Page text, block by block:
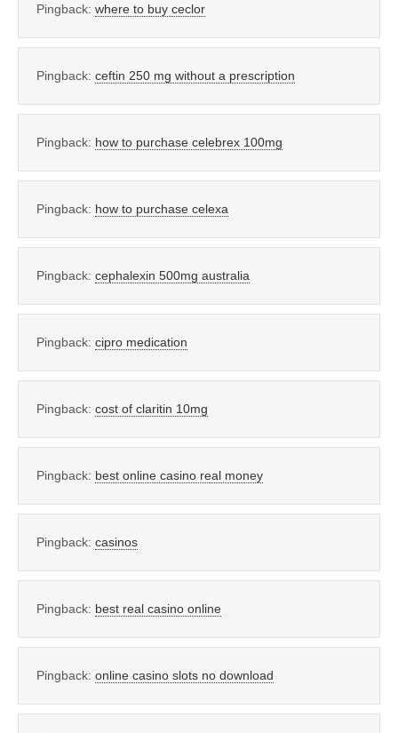
Pingback: where to buy ceclor
Pingback: ceftin 250 mg without a prescription
Pingback: how to purchase celebrex 100mg
Pingback: how to purchase celexa
Pingback: cephalexin 500mg australia
Pingback: cipro medication
Pingback: cost of claritin 10mg
Pingback: best online casino real money
Pingback: casinos
Pingback: best real casino online
Pingback: online casino slots no download